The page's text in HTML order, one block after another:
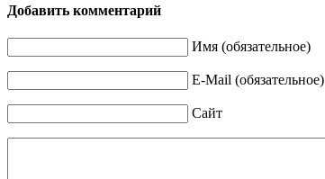
Добавить комментарий
Имя (обязательное)
E-Mail (обязательное)
Сайт